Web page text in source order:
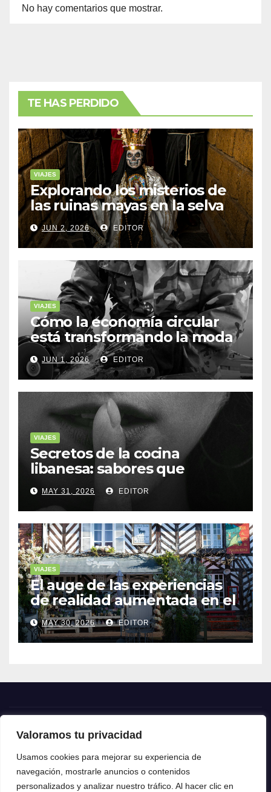
Valoramos tu privacidad
Usamos cookies para mejorar su experiencia de
navegación, mostrarle anuncios o contenidos
personalizados y analizar nuestro tráfico. Al hacer clic en
No hay comentarios que mostrar.
TE HAS PERDIDO
VIAJES
Explorando los misterios de
las ruinas mayas en la selva
de Yucatán
JUN 2, 2026 EDITOR
VIAJES
Cómo la economía circular
está transformando la moda
sostenible
JUN 1, 2026 EDITOR
VIAJES
Secretos de la cocina
libanesa: sabores que
cuentan historias
MAY 31, 2026 EDITOR
VIAJES
El auge de las experiencias
de realidad aumentada en el
turismo
MAY 30, 2026 EDITOR
Crónica24
Crónica 24